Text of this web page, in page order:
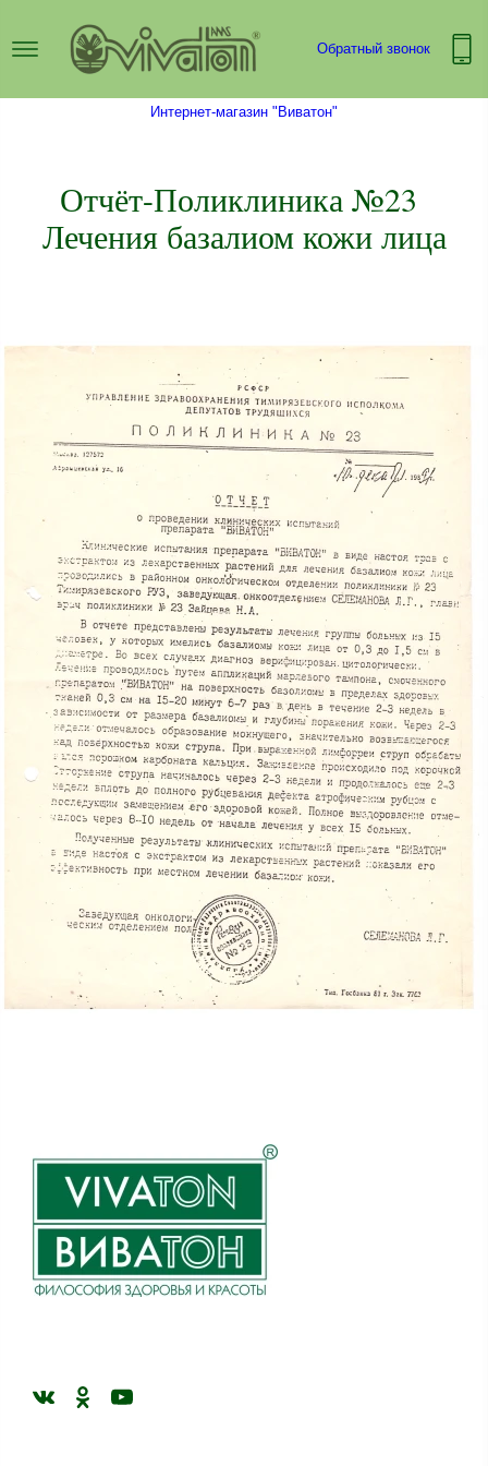
Обратный звонок
Интернет-магазин "Виватон"
Отчёт-Поликлиника №23
Лечения базалиом кожи лица​